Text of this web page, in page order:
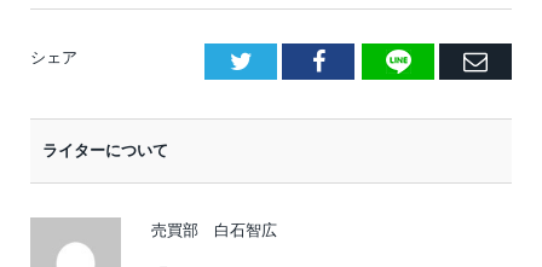
シェア Facebook
LINE
E
ライターについて
売買部 白石智広